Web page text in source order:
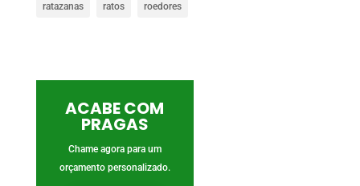
ratazanas ratos roedores
ACABE COM
PRAGAS
Chame agora para um
orçamento personalizado.